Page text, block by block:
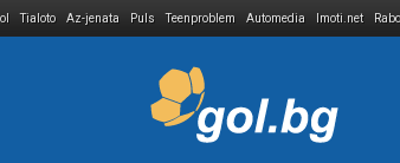
Tialoto Az-jenata Puls Teenproblem Automedia Imoti.net